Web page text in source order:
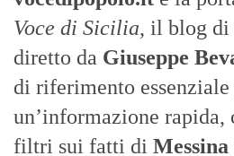
- LA
Nasce nel 2017 come
inchiesta in onda
Voce di